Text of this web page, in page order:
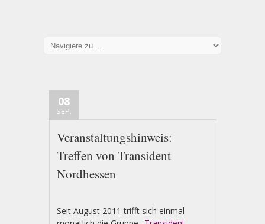
08
SEP.
Veranstaltungshinweis:
Treffen von Transident
Nordhessen
Seit August 2011 trifft sich einmal